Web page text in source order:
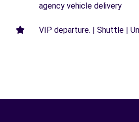
agency vehicle delivery
VIP departure. | Shuttle |